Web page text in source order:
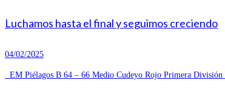
Luchamos hasta el final y seguimos creciendo
04/02/2025
EM Piélagos B 64 – 66 Medio Cudeyo Rojo Primera División